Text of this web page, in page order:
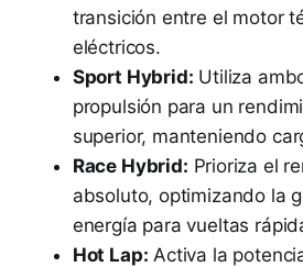
transición entre el motor
eléctricos.
Sport Hybrid: Utiliza
propulsión para un
superior, manteniendo
Race Hybrid: Prioriza el
absoluto, optimizando la
energía para vueltas
Hot Lap: Activa la